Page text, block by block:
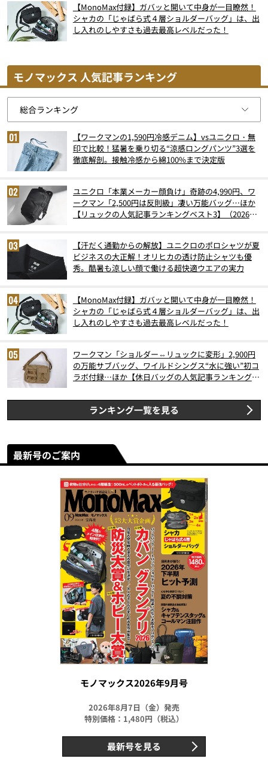
【MonoMax付録】ガバッと開いて中身が一目瞭然！
シャカの「じゃばら式４層ショルダーバッグ」は、出
し入れのしやすさも過去最高レベルだった！
モノマックス 人気記事ランキング
【ワークマンの1,590円冷感デニム】vsユニクロ・無
印で比較！猛暑を乗り切る“涼感ロングパンツ”3選を
徹底解剖。接触冷感から綿100%まで決定版
ユニクロ「本業メーカー顔負け」奇跡の4,990円、ワ
ークマン「2,500円は反則級」凄い万能バッグ…ほか
【リュックの人気記事ランキングベスト3】（2026年
【汗だく通勤からの解放】ユニクロのポロシャツが夏
ビジネスの大正解！オリヒカの透け防止シャツも優
秀。酷暑も涼しい顔で働ける超快適ウエアの実力
【MonoMax付録】ガバッと開いて中身が一目瞭然！
シャカの「じゃばら式４層ショルダーバッグ」は、出
し入れのしやすさも過去最高レベルだった！
ワークマン「ショルダー⇔リュックに変形」2,900円
の万能サブバッグ、ワイルドシングス“水に強い”初コ
ラボ付録…ほか【休日バッグの人気記事ランキングベ
ランキング一覧を見る
最新号のご案内
モノマックス2026年9月号
2026年8月7日（金）発売
特別価格：1,480円（税込）
最新号を見る